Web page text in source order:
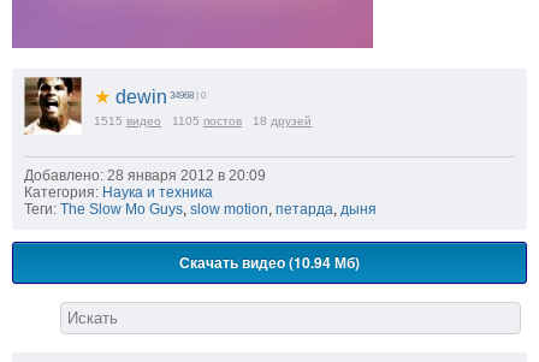
★ dewin 34968 | 0
1515 видео 1105 постов 18 друзей
Добавлено: 28 января 2012 в 20:09
Категория: Наука и техника
Теги: The Slow Mo Guys slow motion петарда дыня
Скачать видео (10.94 Мб)